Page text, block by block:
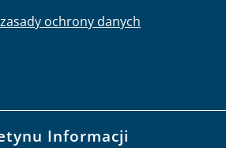
ochrony danych
Informacji